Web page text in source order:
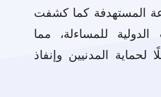
المستهدفة كما كشفت
للمساءلة، مما
لحماية المدنيين وإنفاذ